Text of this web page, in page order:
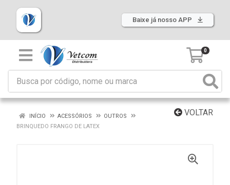
Baixe já nosso APP
0
VOLTAR
INÍCIO ACESSÓRIOS
OUTROS
BRINQUEDO FRANGO DE LATEX